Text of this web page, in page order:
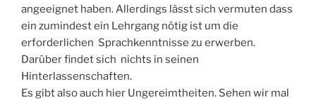
angeeignet haben. Allerdings lässt sich vermuten dass
ein zumindest ein Lehrgang nötig ist um die
erforderlichen Sprachkenntnisse zu erwerben.
Darüber findet sich nichts in seinen
Hinterlassenschaften.
Es gibt also auch hier Ungereimtheiten. Sehen wir mal